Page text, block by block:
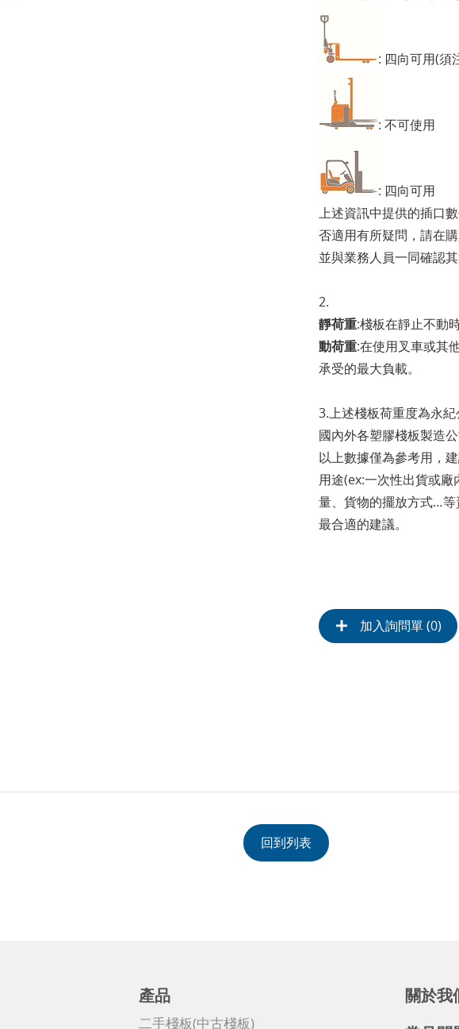
: 四向可用(須
: 不可使用
: 四向可用
上述資訊中提供的插口
否適用有所疑問，請在
並與業務人員一同確認其
2.
靜荷重:棧板在靜止不動
動荷重:在使用叉車或其
承受的最大負載。
3.上述棧板荷重度為永
國內外各塑膠棧板製造
以上數據僅為參考用，
用途(ex:一次性出貨或
量、貨物的擺放方式…
最合適的建議。
加入詢問單 (0)
回到列表
產品
二手棧板(中古棧板)
關於我